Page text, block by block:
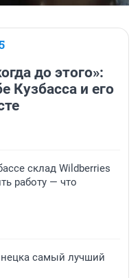
до этого»:
Кузбасса и его
склад Wildberries
работу — что
самый лучший